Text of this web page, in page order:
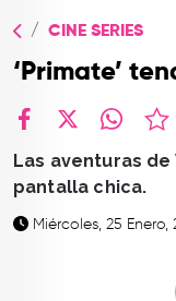
CINE SERIES
‘Primate’
Las aventuras
pantalla chica.
Miércoles, 25 Enero,